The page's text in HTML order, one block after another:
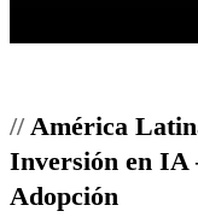
América
Inversión en
Adopción